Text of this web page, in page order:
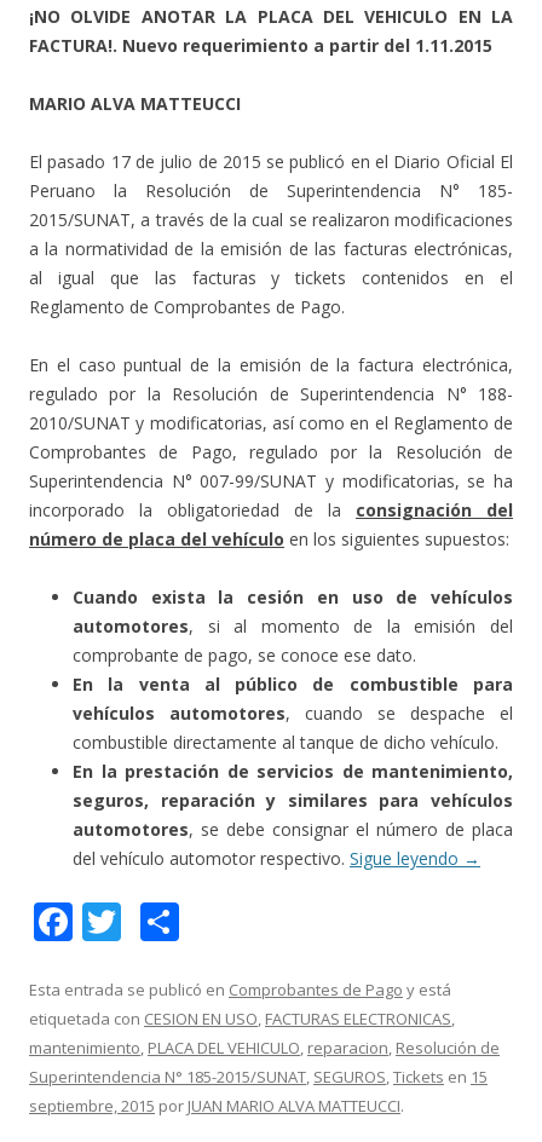
¡NO OLVIDE ANOTAR LA PLACA DEL VEHICULO EN LA
FACTURA!. Nuevo requerimiento a partir del 1.11.2015
MARIO ALVA MATTEUCCI
El pasado 17 de julio de 2015 se publicó en el Diario Oficial El
Peruano la Resolución de Superintendencia N° 185-
2015/SUNAT, a través de la cual se realizaron modificaciones
a la normatividad de la emisión de las facturas electrónicas,
al igual que las facturas y tickets contenidos en el
Reglamento de Comprobantes de Pago.
En el caso puntual de la emisión de la factura electrónica,
regulado por la Resolución de Superintendencia N° 188-
2010/SUNAT y modificatorias, así como en el Reglamento de
Comprobantes de Pago, regulado por la Resolución de
Superintendencia N° 007-99/SUNAT y modificatorias, se ha
incorporado la obligatoriedad de la consignación del
número de placa del vehículo en los siguientes supuestos:
Cuando exista la cesión en uso de vehículos
automotores, si al momento de la emisión del
comprobante de pago, se conoce ese dato.
En la venta al público de combustible para
vehículos automotores, cuando se despache el
combustible directamente al tanque de dicho vehículo.
En la prestación de servicios de mantenimiento,
seguros, reparación y similares para vehículos
automotores, se debe consignar el número de placa
del vehículo automotor respectivo. Sigue leyendo →
F
e
b
o
o
T
itt
er
m
p
ar
ti
Esta entrada se publicó en Comprobantes de Pago y está
etiquetada con CESION EN USO, FACTURAS ELECTRONICAS,
mantenimiento, PLACA DEL VEHICULO, reparacion, Resolución de
Superintendencia N° 185-2015/SUNAT, SEGUROS,Tickets en 15
septiembre, 2015 por JUAN MARIO ALVA MATTEUCCI.